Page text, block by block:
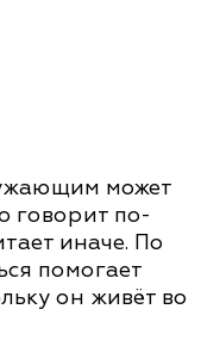
может
говорит по-
иначе. По
помогает
он живёт во